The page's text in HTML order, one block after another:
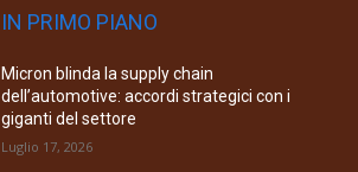
IN PRIMO PIANO
Micron blinda la supply chain
dell’automotive: accordi strategici con i
giganti del settore
Luglio 17, 2026